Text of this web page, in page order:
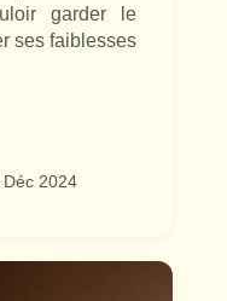
garder le
ses faiblesses
Déc 2024